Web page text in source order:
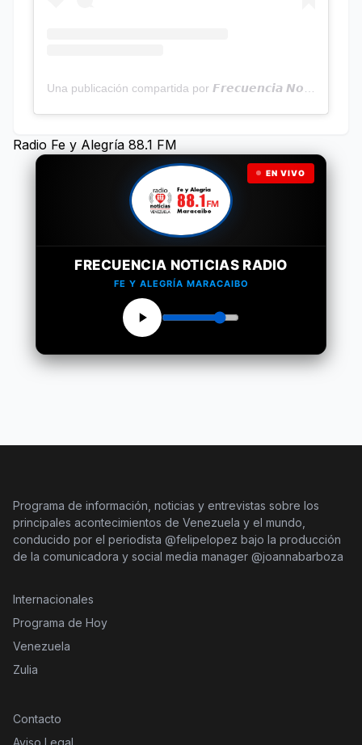
Radio Fe y Alegría 88.1 FM
EN VIVO
FRECUENCIA NOTICIAS RADIO
FE Y ALEGRÍA MARACAIBO
Programa de información, noticias y entrevistas sobre los
principales acontecimientos de Venezuela y el mundo,
conducido por el periodista @felipelopez bajo la producción
de la comunicadora y social media manager @joannabarboza
Internacionales
Programa de Hoy
Venezuela
Zulia
Contacto